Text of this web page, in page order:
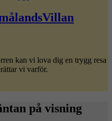
kan vi lova dig en trygg resa
vi varför.
på visning